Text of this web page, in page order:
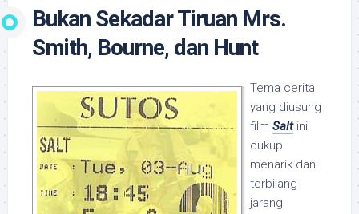
Bukan Sekadar Tiruan Mrs.
Smith, Bourne, dan Hunt
Tema cerita
yang diusung
film Saltini
cukup
menarik dan
terbilang
jarang